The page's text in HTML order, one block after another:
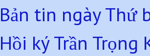
Bản tin ngày Thứ
Hồi ký Trần